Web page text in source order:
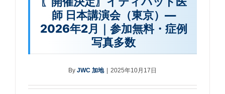
師 日本講演会（東京）—
2026年2月｜参加無料・症例
写真多数
By JWC 加地 | 2025年10月17日